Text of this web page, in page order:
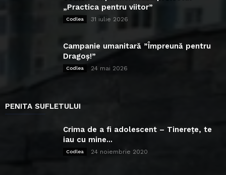
„Practica pentru viitor”
Codlea 31 iulie 2026
Campanie umanitară ”Împreună pentru
Dragoș!”
Codlea 24 mai 2026
PENITA SUFLETULUI
Crima de a fi adolescent – Tinerețe, te
iau cu mine...
Codlea 24 noiembrie 2020